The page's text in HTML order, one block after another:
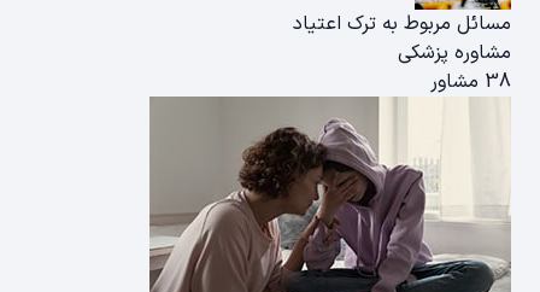
مسائل مربوط به ترک اعتیاد
مشاوره پزشکی
38 مشاور